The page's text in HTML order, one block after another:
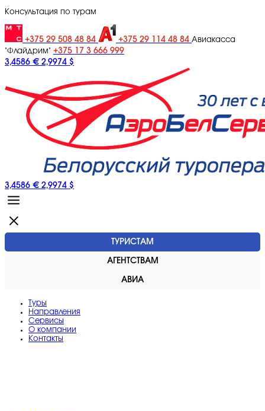
Консультация по турам
+375 29 508 48 84 +375 29 114 48 84 Авиакасса
"Флайдрим" +375 17 3 666 999
3,4586 € 2,9974 $
3,4586 € 2,9974 $
ТУРИСТАМ
АГЕНТСТВАМ
АВИА
Туры
Направления
Сервисы
O компании
Контакты